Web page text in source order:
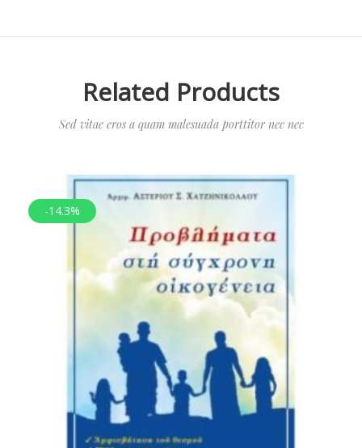
Related Products
Sed vitae eros a quam malesuada porttitor nec nec
-14.3%